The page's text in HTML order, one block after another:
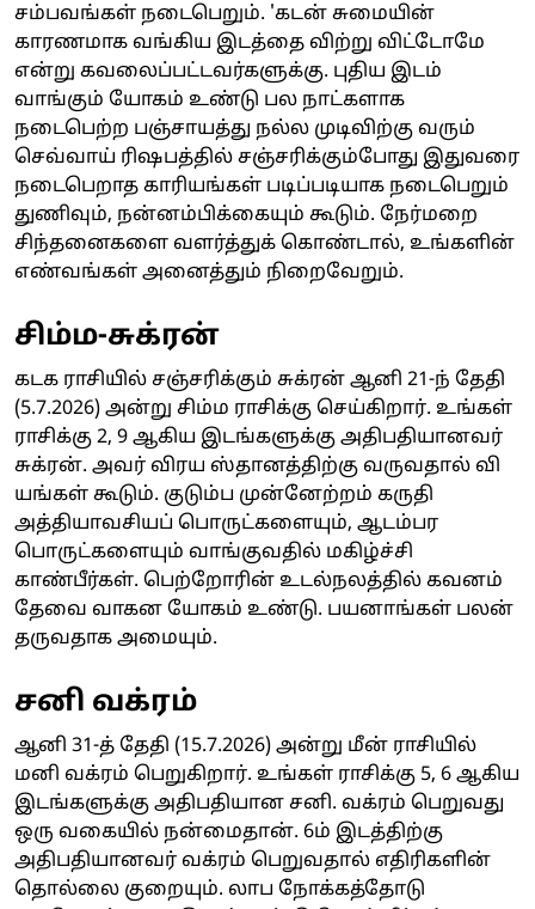
சம்பவங்கள் நடைபெறும். 'கடன் சுமையின்
காரணமாக வங்கிய இடத்தை விற்று விட்டோமே
என்று கவலைப்பட்டவர்களுக்கு. புதிய இடம்
வாங்கும் யோகம் உண்டு பல நாட்களாக
நடைபெற்ற பஞ்சாயத்து நல்ல முடிவிற்கு வரும்
செவ்வாய் ரிஷபத்தில் சஞ்சரிக்கும்போது இதுவரை
நடைபெறாத காரியங்கள் படிப்படியாக நடைபெறும்
துணிவும், நன்னம்பிக்கையும் கூடும். நேர்மறை
சிந்தனைகளை வளர்த்துக் கொண்டால், உங்களின்
எண்வங்கள் அனைத்தும் நிறைவேறும்.
சிம்ம-சுக்ரன்
கடக ராசியில் சஞ்சரிக்கும் சுக்ரன் ஆனி 21-ந் தேதி
(5.7.2026) அன்று சிம்ம ராசிக்கு செய்கிறார். உங்கள்
ராசிக்கு 2, 9 ஆகிய இடங்களுக்கு அதிபதியானவர்
சுக்ரன். அவர் விரய ஸ்தானத்திற்கு வருவதால் வி
யங்கள் கூடும். குடும்ப முன்னேற்றம் கருதி
அத்தியாவசியப் பொருட்களையும், ஆடம்பர
பொருட்களையும் வாங்குவதில் மகிழ்ச்சி
காண்பீர்கள். பெற்றோரின் உடல்நலத்தில் கவனம்
தேவை வாகன யோகம் உண்டு. பயனாங்கள் பலன்
தருவதாக அமையும்.
சனி வக்ரம்
ஆனி 31-த் தேதி (15.7.2026) அன்று மீன் ராசியில்
மனி வக்ரம் பெறுகிறார். உங்கள் ராசிக்கு 5, 6 ஆகிய
இடங்களுக்கு அதிபதியான சனி. வக்ரம் பெறுவது
ஒரு வகையில் நன்மைதான். 6ம் இடத்திற்கு
அதிபதியானவர் வக்ரம் பெறுவதால் எதிரிகளின்
தொல்லை குறையும். லாப நோக்கத்தோடு